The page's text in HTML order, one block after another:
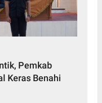
Pemkab
Keras Benahi